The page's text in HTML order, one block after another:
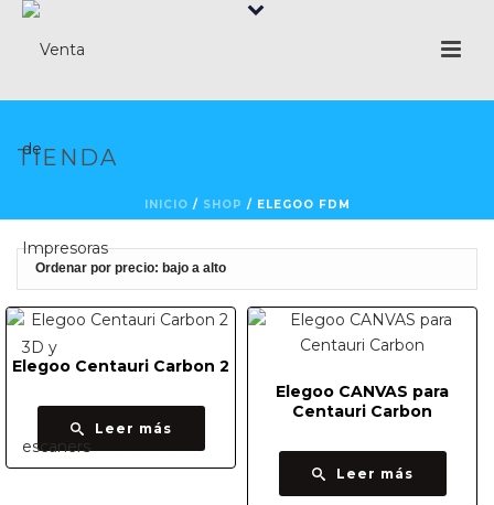
TIENDA
INICIO / SHOP / ELEGOO FDM
Elegoo Centauri Carbon 2
Leer más
Elegoo CANVAS para
Centauri Carbon
Leer más